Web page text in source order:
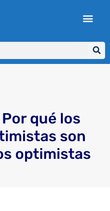
qué los
son
optimistas